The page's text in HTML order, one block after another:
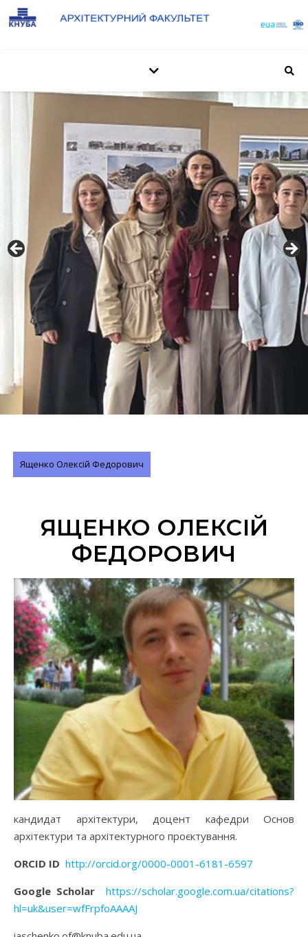
Ященко Олексій Федорович
ЯЩЕНКО ОЛЕКСІЙ
ФЕДОРОВИЧ
кандидат архітектури, доцент кафедри Основ
архітектури та архітектурного проєктування.
ORCID ID http://orcid.org/0000-0001-6181-6597
Google Scholar
https://scholar.google.com.ua/citations?
hl=uk&user=wfFrpfoAAAAJ